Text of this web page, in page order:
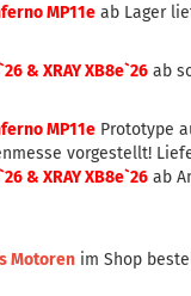
MP11e ab Lager
& XRAY XB8e`26 ab
MP11e Prototype
vorgestellt!
& XRAY XB8e`26 ab
Motoren im Shop